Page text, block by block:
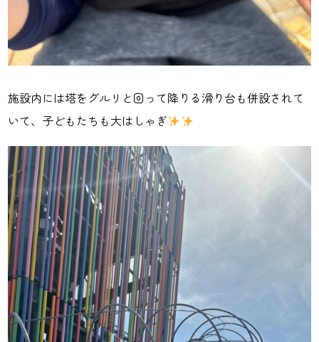
施設内には塔をグルリと回って降りる滑り台も併設されて
いて、子どもたちも大はしゃぎ